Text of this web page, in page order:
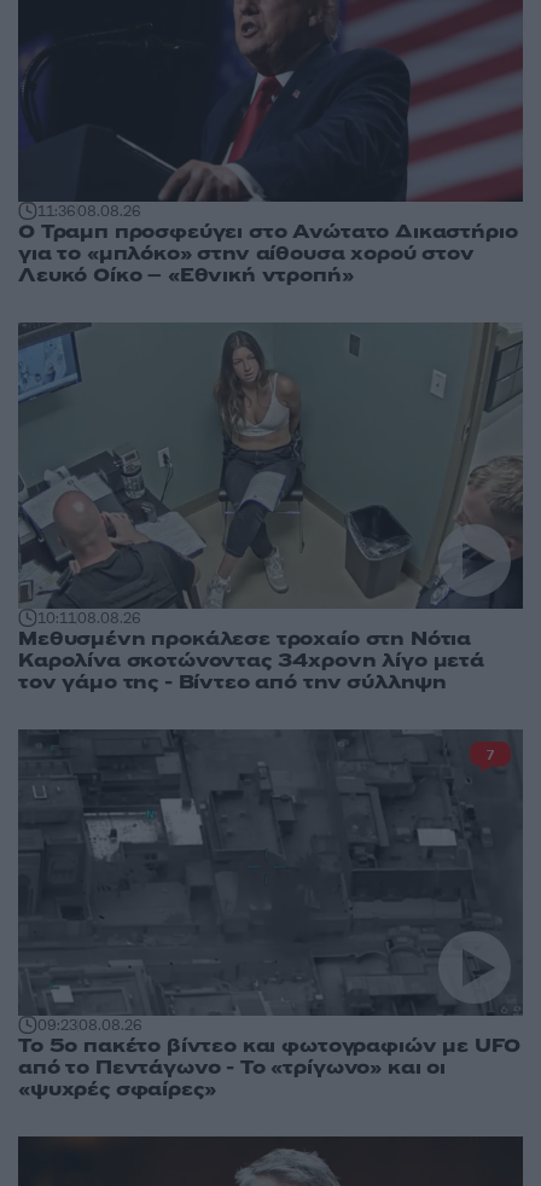
11:3608.08.26
Ο Τραμπ προσφεύγει στο Ανώτατο Δικαστήριο
για το «μπλόκο» στην αίθουσα χορού στον
Λευκό Οίκο – «Εθνική ντροπή»
10:1108.08.26
Μεθυσμένη προκάλεσε τροχαίο στη Νότια
Καρολίνα σκοτώνοντας 34χρονη λίγο μετά
τον γάμο της - Βίντεο από την σύλληψη
09:2308.08.26
Το 5ο πακέτο βίντεο και φωτογραφιών με UFO
από το Πεντάγωνο - Το «τρίγωνο» και οι
«ψυχρές σφαίρες»
7